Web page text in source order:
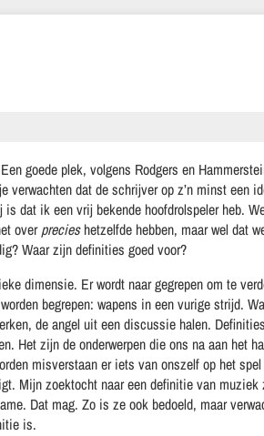
goede plek, volgens Rodgers en
verwachten dat de schrijver op z’n minst een
dat ik een vrij bekende hoofdrolspeler heb.
overprecieshetzelfde hebben, maar wel dat
Waar zijn definities goed voor?
dimensie. Er wordt naar gegrepen om te
begrepen: wapens in een vurige strijd.
de angel uit een discussie halen.
Het zijn de onderwerpen die ons na aan het
misverstaan er iets van onszelf op het
Mijn zoektocht naar een definitie van muziek
Dat mag. Zo is ze ook bedoeld, maar
is.